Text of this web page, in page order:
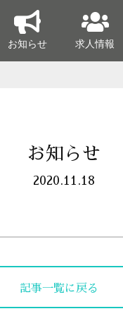
お知らせ 求人情報
お知らせ
2020.11.18
記事一覧に戻る